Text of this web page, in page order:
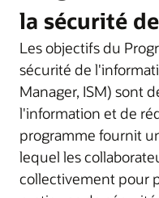
la sécurité
Les objectifs du
sécurité de
Manager, ISM) sont
l'information et de
programme fournit
lequel les
collectivement pour